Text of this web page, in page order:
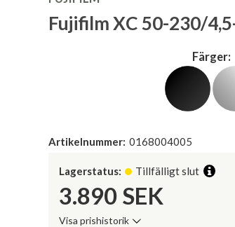
Fujifilm XC 50-230/
Färger:
Artikelnummer: 0168004005
Lagerstatus: Tillfälligt slut
3.890 SEK
Visa prishistorik